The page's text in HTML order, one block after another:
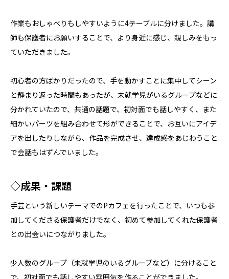
作業もおしゃべりもしやすいように4テーブルに分けました。講
師も保護者にお願いすることで、より身近に感じ、親しみをもっ
ていただきました。
初心者の方ばかりだったので、手を動かすことに集中してシーン
と静まり返った時間もあったが、未就学児がいるグループなどに
分かれていたので、共通の話題で、初対面でも話しやすく、また
細かいパーツを組み合わせて形ができることで、お互いにアイデ
アを出したりしながら、作品を完成させ、達成感をあじわうこと
で会話もはずんでいました。
◇成果・課題
手芸という新しいテーマでのPカフェを行ったことで、いつも参
加してくださる保護者だけでなく、初めて参加してくれた保護者
との出会いにつながりました。
少人数のグループ（未就学児のいるグループなど）に分けること
で、初対面でも話しやすい雰囲気を作ることができました。